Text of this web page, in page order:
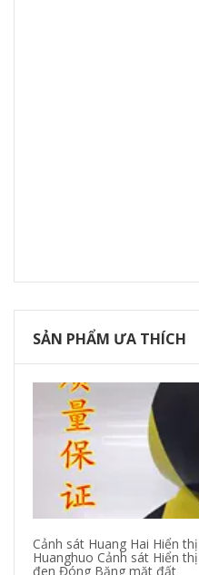
SẢN PHẨM ƯA THÍCH
Cảnh sát Huang Hai Hiển
Huanghuo Cảnh sát Hiển
đen Đóng Băng mặt đất